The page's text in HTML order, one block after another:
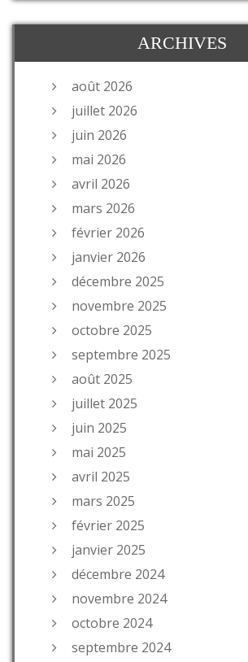
ARCHIVES
août 2026
juillet 2026
juin 2026
mai 2026
avril 2026
mars 2026
février 2026
janvier 2026
décembre 2025
novembre 2025
octobre 2025
septembre 2025
août 2025
juillet 2025
juin 2025
mai 2025
avril 2025
mars 2025
février 2025
janvier 2025
décembre 2024
novembre 2024
octobre 2024
septembre 2024